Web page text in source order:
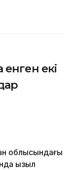
енген екі
облысындағы
Қызыл